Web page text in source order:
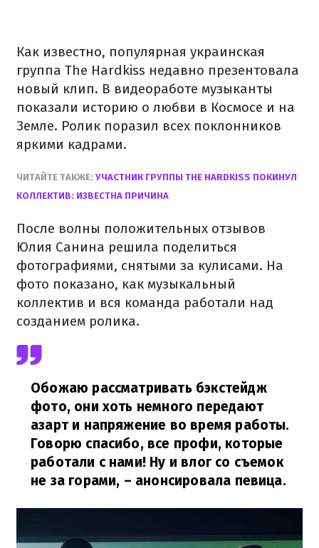
Как известно, популярная украинская
группа The Hardkiss недавно презентовала
новый клип. В видеоработе музыканты
показали историю о любви в Космосе и на
Земле. Ролик поразил всех поклонников
яркими кадрами.
ЧИТАЙТЕ ТАКЖЕ: УЧАСТНИК ГРУППЫ THE HARDKISS ПОКИНУЛ
КОЛЛЕКТИВ: ИЗВЕСТНА ПРИЧИНА
После волны положительных отзывов
Юлия Санина решила поделиться
фотографиями, снятыми за кулисами. На
фото показано, как музыкальный
коллектив и вся команда работали над
созданием ролика.
Обожаю рассматривать бэкстейдж
фото, они хоть немного передают
азарт и напряжение во время работы.
Говорю спасибо, все профи, которые
работали с нами! Ну и влог со съемок
не за горами, – анонсировала певица.